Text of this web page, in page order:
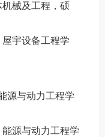
机械及工程，硕
屋宇设备工程学
源与动力工程学
能源与动力工程学